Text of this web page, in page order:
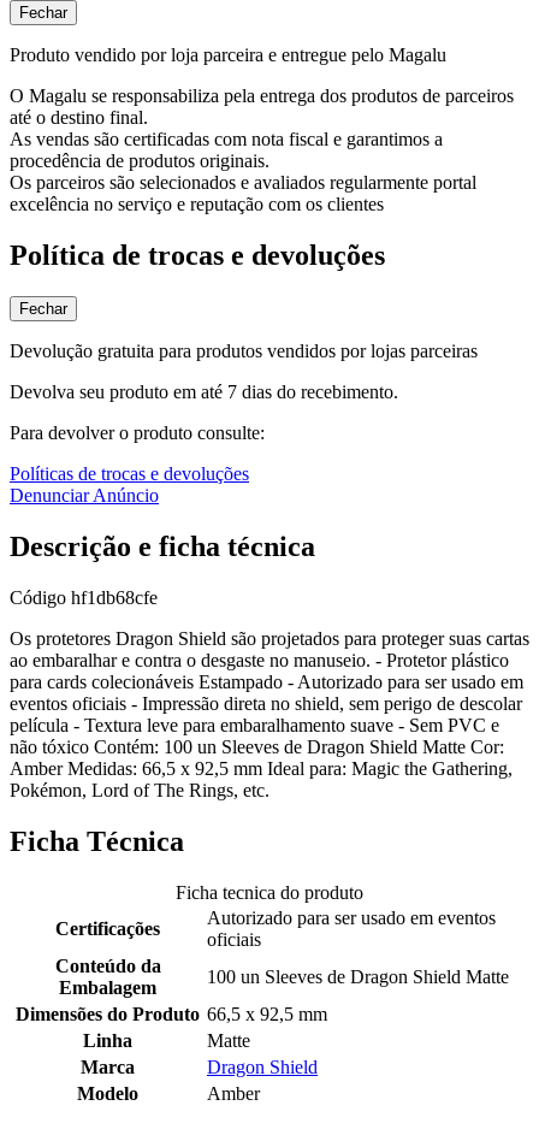
Fechar
Produto vendido por loja parceira e entregue pelo Magalu
O Magalu se responsabiliza pela entrega dos produtos de parceiros
até o destino final.
As vendas são certificadas com nota fiscal e garantimos a
procedência de produtos originais.
Os parceiros são selecionados e avaliados regularmente portal
excelência no serviço e reputação com os clientes
Política de trocas e devoluções
Fechar
Devolução gratuita para produtos vendidos por lojas parceiras
Devolva seu produto em até 7 dias do recebimento.
Para devolver o produto consulte:
Políticas de trocas e devoluções
Denunciar Anúncio
Descrição e ficha técnica
Código hf1db68cfe
Os protetores Dragon Shield são projetados para proteger suas cartas
ao embaralhar e contra o desgaste no manuseio. - Protetor plástico
para cards colecionáveis Estampado - Autorizado para ser usado em
eventos oficiais - Impressão direta no shield, sem perigo de descolar
película - Textura leve para embaralhamento suave - Sem PVC e
não tóxico Contém: 100 un Sleeves de Dragon Shield Matte Cor:
Amber Medidas: 66,5 x 92,5 mm Ideal para: Magic the Gathering,
Pokémon, Lord of The Rings, etc.
Ficha Técnica
Ficha tecnica do produto
Certificações
Autorizado para ser usado em eventos
oficiais
Conteúdo da
Embalagem
100 un Sleeves de Dragon Shield Matte
Dimensões do Produto 66,5 x 92,5 mm
Linha
Matte
Marca
Dragon Shield
Modelo
Amber